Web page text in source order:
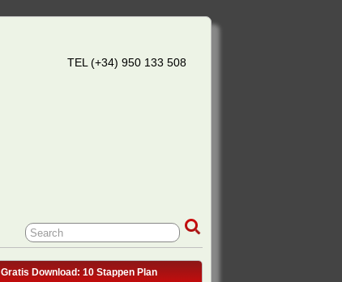
TEL (+34) 950 133 508
Gratis Download: 10 Stappen Plan